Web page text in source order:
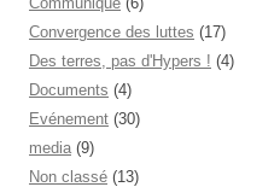
Convergence des luttes (17)
Des terres, pas d'Hypers ! (4)
Documents (4)
Evénement (30)
media (9)
Non classé (13)